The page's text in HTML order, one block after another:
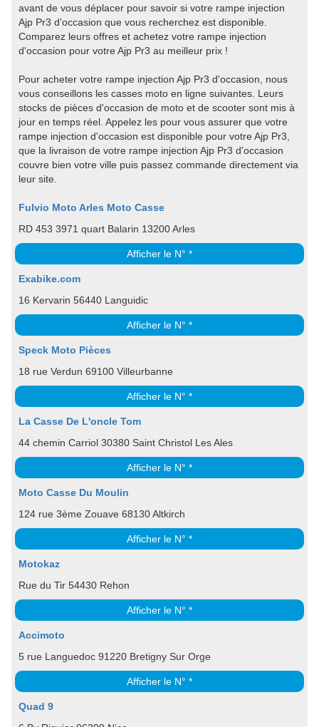
avant de vous déplacer pour savoir si votre rampe injection
Ajp Pr3 d'occasion que vous recherchez est disponible.
Comparez leurs offres et achetez votre rampe injection
d'occasion pour votre Ajp Pr3 au meilleur prix !
Pour acheter votre rampe injection Ajp Pr3 d'occasion, nous
vous conseillons les casses moto en ligne suivantes. Leurs
stocks de pièces d'occasion de moto et de scooter sont mis à
jour en temps réel. Appelez les pour vous assurer que votre
rampe injection d'occasion est disponible pour votre Ajp Pr3,
que la livraison de votre rampe injection Ajp Pr3 d'occasion
couvre bien votre ville puis passez commande directement via
leur site.
Fulvio Moto Arles Moto Casse
RD 453 3971 quart Balarin 13200 Arles
Afficher le N° *
Exabike.com
16 Kervarin 56440 Languidic
Afficher le N° *
Speck Moto Pièces
18 rue Verdun 69100 Villeurbanne
Afficher le N° *
La Casse De L'oncle Tom
44 chemin Carriol 30380 Saint Christol Les Ales
Afficher le N° *
Moto Casse Du Moulin
124 rue 3ème Zouave 68130 Altkirch
Afficher le N° *
Motokaz
Rue du Tir 54430 Rehon
Afficher le N° *
Accimoto
5 rue Languedoc 91220 Bretigny Sur Orge
Afficher le N° *
Quad 9